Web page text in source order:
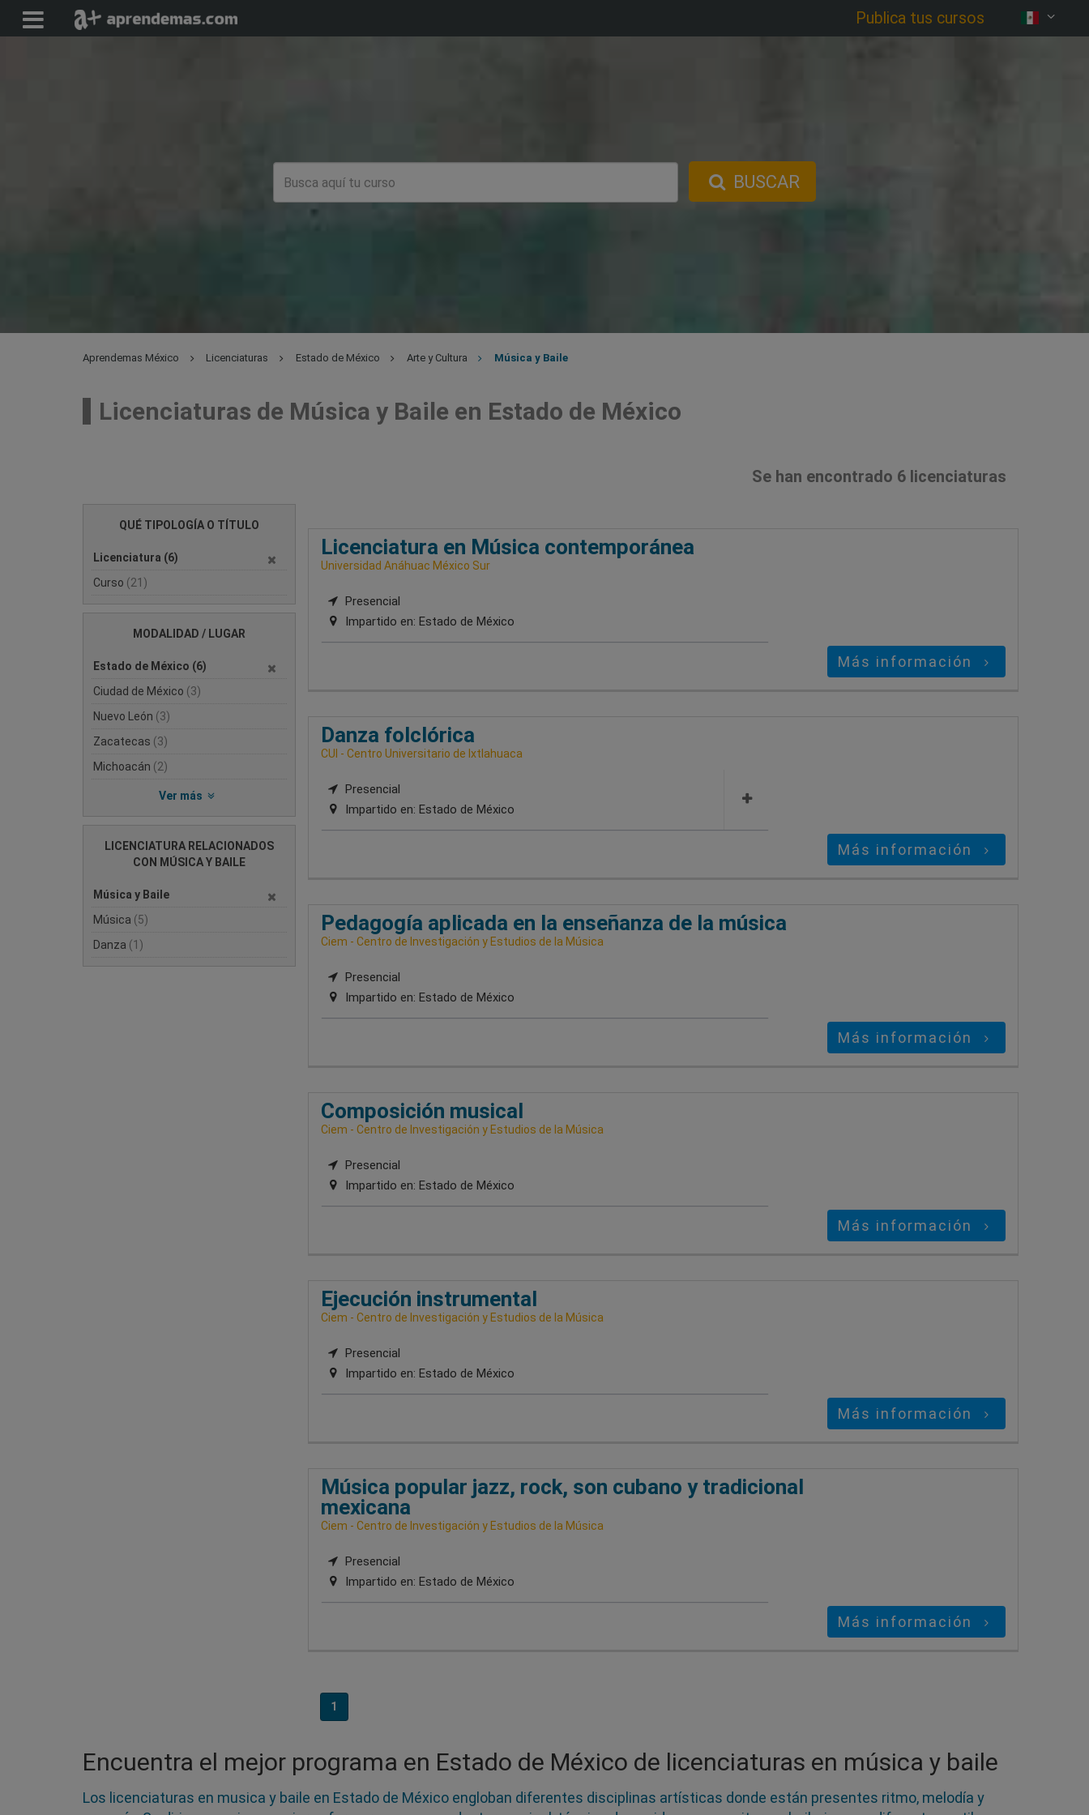
Publica tus cursos
BUSCAR
Aprendemas México Licenciaturas Estado de México Arte y Cultura Música y Baile
Licenciaturas de Música y Baile en Estado de México
Se han encontrado 6 licenciaturas
QUÉ TIPOLOGÍA O TÍTULO
Licenciatura (6)
Curso (21)
MODALIDAD / LUGAR
Estado de México (6)
Ciudad de México (3)
Nuevo León (3)
Zacatecas (3)
Michoacán (2)
Ver más
LICENCIATURA RELACIONADOS
CON MÚSICA Y BAILE
Música y Baile
Música (5)
Danza (1)
Licenciatura en Música contemporánea
Universidad Anáhuac México Sur
Presencial
Impartido en: Estado de México
Más información
Danza folclórica
CUI - Centro Universitario de Ixtlahuaca
Presencial
Impartido en: Estado de México
Más información
Pedagogía aplicada en la enseñanza de la música
Ciem - Centro de Investigación y Estudios de la Música
Presencial
Impartido en: Estado de México
Más información
Composición musical
Ciem - Centro de Investigación y Estudios de la Música
Presencial
Impartido en: Estado de México
Más información
Ejecución instrumental
Ciem - Centro de Investigación y Estudios de la Música
Presencial
Impartido en: Estado de México
Más información
Música popular jazz, rock, son cubano y tradicional
mexicana
Ciem - Centro de Investigación y Estudios de la Música
Presencial
Impartido en: Estado de México
Más información
1
Encuentra el mejor programa en Estado de México de licenciaturas en música y baile
Los licenciaturas en musica y baile en Estado de México engloban diferentes disciplinas artísticas donde están presentes ritmo, melodía y